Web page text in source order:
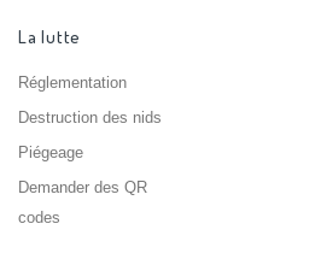
La lutte
Réglementation
Destruction des nids
Piégeage
Demander des QR
codes